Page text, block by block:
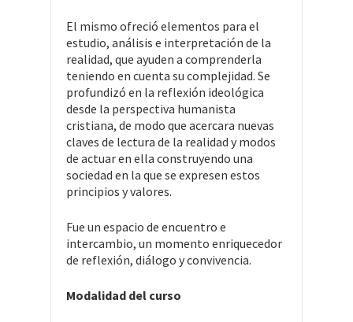
El mismo ofreció elementos para el
estudio, análisis e interpretación de la
realidad, que ayuden a comprenderla
teniendo en cuenta su complejidad. Se
profundizó en la reflexión ideológica
desde la perspectiva humanista
cristiana, de modo que acercara nuevas
claves de lectura de la realidad y modos
de actuar en ella construyendo una
sociedad en la que se expresen estos
principios y valores.
Fue un espacio de encuentro e
intercambio, un momento enriquecedor
de reflexión, diálogo y convivencia.
Modalidad del curso